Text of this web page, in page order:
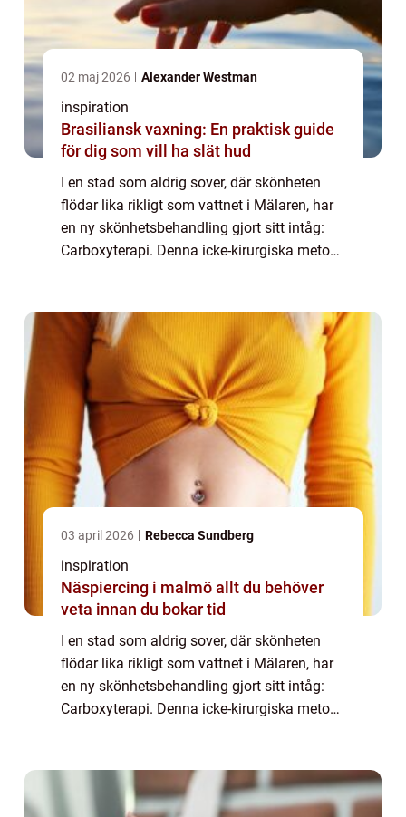
02 maj 2026 Alexander Westman
inspiration
Brasiliansk vaxning: En praktisk guide
för dig som vill ha slät hud
I en stad som aldrig sover, där skönheten
flödar lika rikligt som vattnet i Mälaren, har
en ny skönhetsbehandling gjort sitt intåg:
Carboxyterapi. Denna icke-kirurgiska metod
03 april 2026 Rebecca Sundberg
inspiration
Näspiercing i malmö allt du behöver
veta innan du bokar tid
I en stad som aldrig sover, där skönheten
flödar lika rikligt som vattnet i Mälaren, har
en ny skönhetsbehandling gjort sitt intåg:
Carboxyterapi. Denna icke-kirurgiska metod